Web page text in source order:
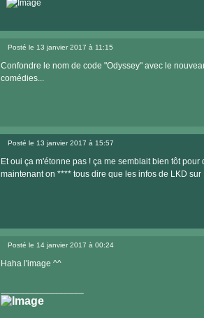
Visiter
le
internet
Posté le 13 janvier 2017 à 11:15
Confondre le nom de code "Odyssey" avec le
comédies...
Posté le 13 janvier 2017 à 15:57
Et oui ça m'étonne pas ! ça me semblait bien tôt
maintenant on **** tous dire que les infos de LKD
Posté le 14 janvier 2017 à 00:24
Haha l'image ^^